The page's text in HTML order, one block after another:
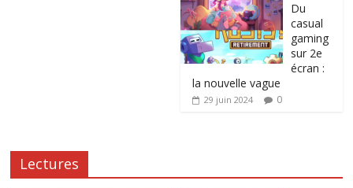
Du
casual
gaming
sur 2e
écran :
la nouvelle vague
29 juin 2024 0
Lectures